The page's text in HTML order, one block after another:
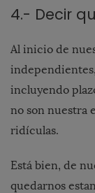
4.- Decir
Al inicio de
incluyendo
no son nuestra
ridículas.
Está bien, de
quedarnos